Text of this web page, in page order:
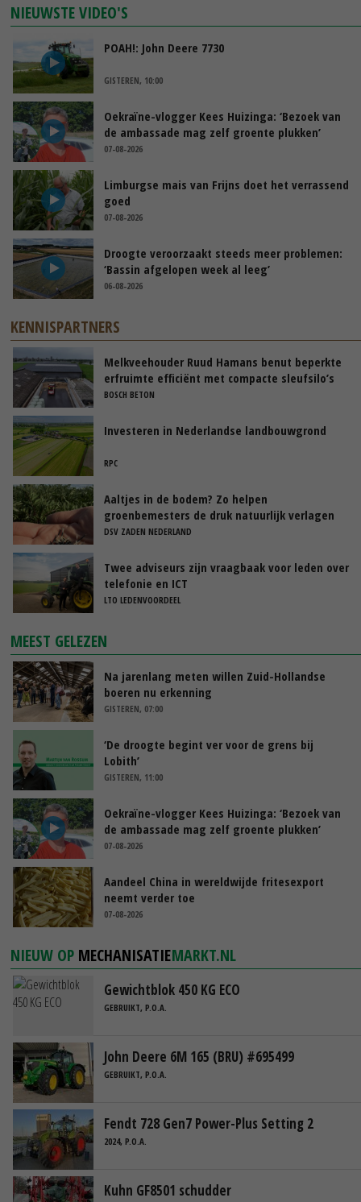
NIEUWSTE VIDEO'S
POAH!: John Deere 7730
GISTEREN, 10:00
Oekraïne-vlogger Kees Huizinga: ‘Bezoek van
de ambassade mag zelf groente plukken’
07-08-2026
Limburgse mais van Frijns doet het verrassend
goed
07-08-2026
Droogte veroorzaakt steeds meer problemen:
‘Bassin afgelopen week al leeg’
06-08-2026
KENNISPARTNERS
Melkveehouder Ruud Hamans benut beperkte
erfruimte efficiënt met compacte sleufsilo’s
BOSCH BETON
Investeren in Nederlandse landbouwgrond
RPC
Aaltjes in de bodem? Zo helpen
groenbemesters de druk natuurlijk verlagen
DSV ZADEN NEDERLAND
Twee adviseurs zijn vraagbaak voor leden over
telefonie en ICT
LTO LEDENVOORDEEL
MEEST GELEZEN
Na jarenlang meten willen Zuid-Hollandse
boeren nu erkenning
GISTEREN, 07:00
‘De droogte begint ver voor de grens bij
Lobith’
GISTEREN, 11:00
Oekraïne-vlogger Kees Huizinga: ‘Bezoek van
de ambassade mag zelf groente plukken’
07-08-2026
Aandeel China in wereldwijde fritesexport
neemt verder toe
07-08-2026
NIEUW OP MECHANISATIEMARKT.NL
Gewichtblok 450 KG ECO
GEBRUIKT, P.O.A.
John Deere 6M 165 (BRU) #695499
GEBRUIKT, P.O.A.
Fendt 728 Gen7 Power-Plus Setting 2
2024, P.O.A.
Kuhn GF8501 schudder